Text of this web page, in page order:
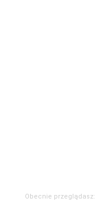
Obecnie przeglądasz: